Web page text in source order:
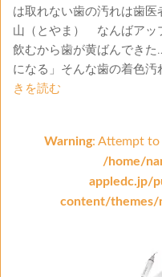
は取れない歯の汚れは歯
山（とやま） なんばアッ
飲むから歯が黄ばんでき
になる」そんな歯の着色汚
きを読む
Warning: Attempt
/home/
appledc.jp/
content/themes/